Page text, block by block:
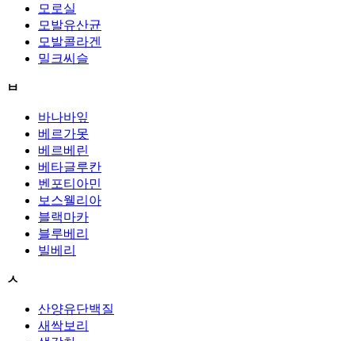
모로실
모발유산균
모발콜라겐
밀크씨슬
ㅂ
바나바잎
베르가못
베르베린
베타글루칸
벤포티아민
보스웰리아
블랙마카
블루베리
빌베리
ㅅ
산양유단백질
새싹보리